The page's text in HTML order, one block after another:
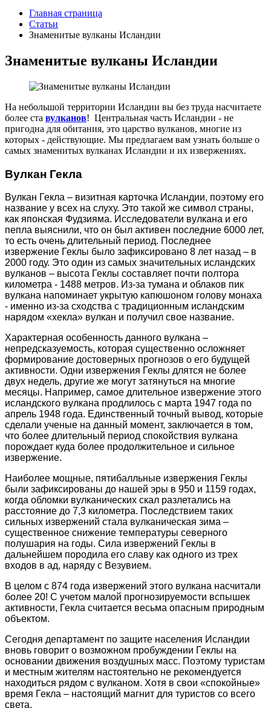
Главная страница
Статьи
Знаменитые вулканы Исландии
Знаменитые вулканы Исландии
На небольшой территории Исландии вы без труда насчитаете
более ста вулканов! Центральная часть Исландии - не
пригодна для обитания, это царство вулканов, многие из
которых - действующие. Мы предлагаем вам узнать больше о
самых знаменитых вулканах Исландии и их извержениях.
Вулкан Гекла
Вулкан Гекла – визитная карточка Исландии, поэтому его
название у всех на слуху. Это такой же символ страны,
как японская Фудзияма. Исследователи вулкана и его
пепла выяснили, что он был активен последние 6000 лет,
то есть очень длительный период. Последнее
извержение Геклы было зафиксировано 8 лет назад – в
2000 году. Это один из самых значительных исландских
вулканов – высота Геклы составляет почти полтора
километра - 1488 метров. Из-за тумана и облаков пик
вулкана напоминает укрытую капюшоном голову монаха
- именно из-за сходства с традиционным исландским
нарядом «хекла» вулкан и получил свое название.
Характерная особенность данного вулкана –
непредсказуемость, которая существенно осложняет
формирование достоверных прогнозов о его будущей
активности. Одни извержения Геклы длятся не более
двух недель, другие же могут затянуться на многие
месяцы. Например, самое длительное извержение этого
исландского вулкана продлилось с марта 1947 года по
апрель 1948 года. Единственный точный вывод, которые
сделали ученые на данный момент, заключается в том,
что более длительный период спокойствия вулкана
порождает куда более продолжительное и сильное
извержение.
Наиболее мощные, пятибалльные извержения Геклы
были зафиксированы до нашей эры в 950 и 1159 годах,
когда обломки вулканических скал разлетались на
расстояние до 7,3 километра. Последствием таких
сильных извержений стала вулканическая зима –
существенное снижение температуры северного
полушария на годы. Сила извержений Геклы в
дальнейшем породила его славу как одного из трех
входов в ад, наряду с Везувием.
В целом с 874 года извержений этого вулкана насчитали
более 20! С учетом малой прогнозируемости вспышек
активности, Гекла считается весьма опасным природным
объектом.
Сегодня департамент по защите населения Исландии
вновь говорит о возможном пробуждении Геклы на
основании движения воздушных масс. Поэтому туристам
и местным жителям настоятельно не рекомендуется
находиться рядом с вулканом. Хотя в свои «спокойные»
время Гекла – настоящий магнит для туристов со всего
света.